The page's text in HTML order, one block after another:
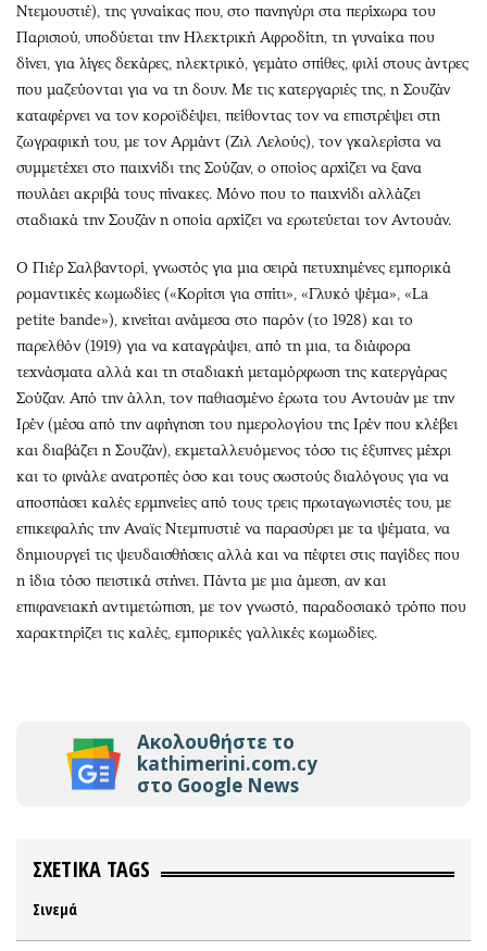
Ντεμουστιέ), της γυναίκας που, στο πανηγύρι στα περίχωρα του
Παρισιού, υποδύεται την Ηλεκτρική Αφροδίτη, τη γυναίκα που
δίνει, για λίγες δεκάρες, ηλεκτρικό, γεμάτο σπίθες, φιλί στους άντρες
που μαζεύονται για να τη δουν. Με τις κατεργαριές της, η Σουζάν
καταφέρνει να τον κοροϊδέψει, πείθοντας τον να επιστρέψει στη
ζωγραφική του, με τον Αρμάντ (Ζιλ Λελούς), τον γκαλερίστα να
συμμετέχει στο παιχνίδι της Σούζαν, ο οποίος αρχίζει να ξανα
πουλάει ακριβά τους πίνακες. Μόνο που το παιχνίδι αλλάζει
σταδιακά την Σουζάν η οποία αρχίζει να ερωτεύεται τον Αντουάν.
Ο Πιέρ Σαλβαντορί, γνωστός για μια σειρά πετυχημένες εμπορικά
ρομαντικές κωμωδίες («Κορίτσι για σπίτι», «Γλυκό ψέμα», «La
petite bande»), κινείται ανάμεσα στο παρόν (το 1928) και το
παρελθόν (1919) για να καταγράψει, από τη μια, τα διάφορα
τεχνάσματα αλλά και τη σταδιακή μεταμόρφωση της κατεργάρας
Σούζαν. Από την άλλη, τον παθιασμένο έρωτα του Αντουάν με την
Ιρέν (μέσα από την αφήγηση του ημερολογίου της Ιρέν που κλέβει
και διαβάζει η Σουζάν), εκμεταλλευόμενος τόσο τις έξυπνες μέχρι
και το φινάλε ανατροπές όσο και τους σωστούς διαλόγους για να
αποσπάσει καλές ερμηνείες από τους τρεις πρωταγωνιστές του, με
επικεφαλής την Αναϊς Ντεμπυστιέ να παρασύρει με τα ψέματα, να
δημιουργεί τις ψευδαισθήσεις αλλά και να πέφτει στις παγίδες που
η ίδια τόσο πειστικά στήνει. Πάντα με μια άμεση, αν και
επιφανειακή αντιμετώπιση, με τον γνωστό, παραδοσιακό τρόπο που
χαρακτηρίζει τις καλές, εμπορικές γαλλικές κωμωδίες.
Ακολουθήστε το
kathimerini.com.cy
στο Google News
ΣΧΕΤΙΚΑ TAGS
Σινεμά